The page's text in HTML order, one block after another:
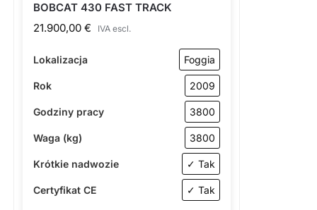
BOBCAT 430 FAST TRACK
21.900,00 € IVA escl.
Lokalizacja Foggia
Rok 2009
Godziny pracy 3800
Waga (kg) 3800
Krótkie nadwozie ✓ Tak
Certyfikat CE ✓ Tak